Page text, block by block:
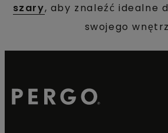
szary, aby znaleźć idealne
swojego